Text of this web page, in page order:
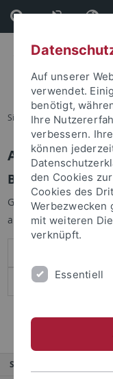
Direkt
zum
Inhalt
Direkt
zur
Fußleiste
Sie sind hier: Startseite
Anmelden
Geben Sie Ihren
anzumelden:
Service
Auf unserer
verwendet.
benötigt,
Ihre
verbessern.
können
den Cookies
Cookies des
Werbezwecken
mit weiteren
verknüpft.
Essentiell